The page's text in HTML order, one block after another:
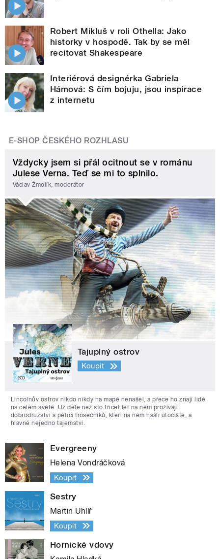
Robert Mikluš v roli Othella: Jako
historky v hospodě. Tak by se měl
recitovat Shakespeare
Interiérová designérka Gabriela
Hámová: S čím bojuju, jsou inspirace
z internetu
E-SHOP ČESKÉHO ROZHLASU
Vždycky jsem si přál ocitnout se v románu
Julese Verna. Teď se mi to splnilo.
Václav Žmolík, moderátor
Tajuplný ostrov
Koupit
Lincolnův ostrov nikdo nikdy na mapě nenašel, a přece ho znají lidé
na celém světě. Už déle než sto třicet let na něm prožívají
dobrodružství s pěticí trosečníků, kteří na něm našli útočiště, a
hlavně nejedno tajemství.
Evergreeny
Helena Vondráčková
Koupit
Sestry
Martin Uhlíř
Koupit
Hornické vdovy